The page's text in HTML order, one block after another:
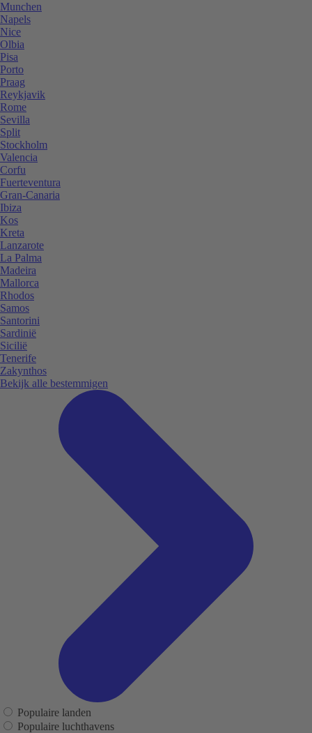
Munchen
Napels
Nice
Olbia
Pisa
Porto
Praag
Reykjavik
Rome
Sevilla
Split
Stockholm
Valencia
Corfu
Fuerteventura
Gran-Canaria
Ibiza
Kos
Kreta
Lanzarote
La Palma
Madeira
Mallorca
Rhodos
Samos
Santorini
Sardinië
Sicilië
Tenerife
Zakynthos
Bekijk alle bestemmigen
Populaire landen
Populaire luchthavens